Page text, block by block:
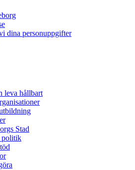
dina personuppgifter
leva hållbart
Stad
politik